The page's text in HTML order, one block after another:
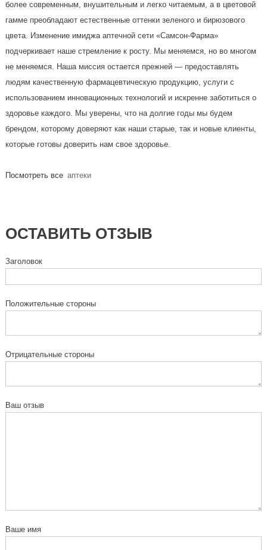
более современным, внушительным и легко читаемым, а в цветовой
гамме преобладают естественные оттенки зеленого и бирюзового
цвета. Изменение имиджа аптечной сети «Самсон-Фарма»
подчеркивает наше стремление к росту. Мы меняемся, но во многом
не меняемся. Наша миссия остается прежней — предоставлять
людям качественную фармацевтическую продукцию, услуги с
использованием инновационных технологий и искренне заботиться о
здоровье каждого. Мы уверены, что на долгие годы мы будем
брендом, которому доверяют как наши старые, так и новые клиенты,
которые готовы доверить нам свое здоровье.
Посмотреть все аптеки
ОСТАВИТЬ ОТЗЫВ
Заголовок
Положительные стороны
Отрицательные стороны
Ваш отзыв
Ваше имя